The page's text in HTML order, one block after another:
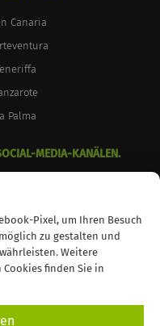
Pixel, um Ihren Besuch
zu gestalten und
Weitere
finden Sie in
Canaria
Palma
MEDIA-KANÄLEN.
vorbehalten